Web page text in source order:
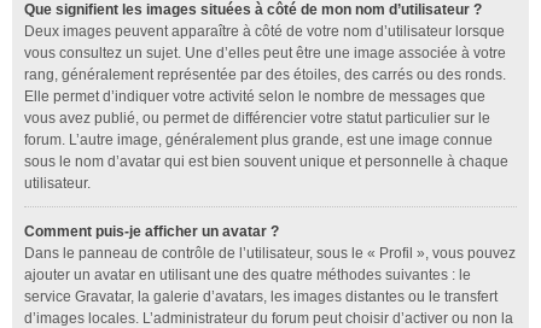
Que signifient les images situées à côté de mon nom d’utilisateur ?
Deux images peuvent apparaître à côté de votre nom d’utilisateur lorsque
vous consultez un sujet. Une d’elles peut être une image associée à votre
rang, généralement représentée par des étoiles, des carrés ou des ronds.
Elle permet d’indiquer votre activité selon le nombre de messages que
vous avez publié, ou permet de différencier votre statut particulier sur le
forum. L’autre image, généralement plus grande, est une image connue
sous le nom d’avatar qui est bien souvent unique et personnelle à chaque
utilisateur.
Comment puis-je afficher un avatar ?
Dans le panneau de contrôle de l’utilisateur, sous le « Profil », vous pouvez
ajouter un avatar en utilisant une des quatre méthodes suivantes : le
service Gravatar, la galerie d’avatars, les images distantes ou le transfert
d’images locales. L’administrateur du forum peut choisir d’activer ou non la